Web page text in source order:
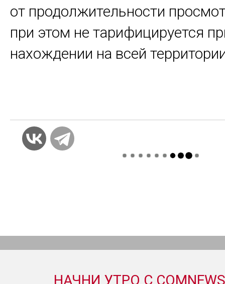
от продолжительности
при этом не тарифицируется
нахождении на всей